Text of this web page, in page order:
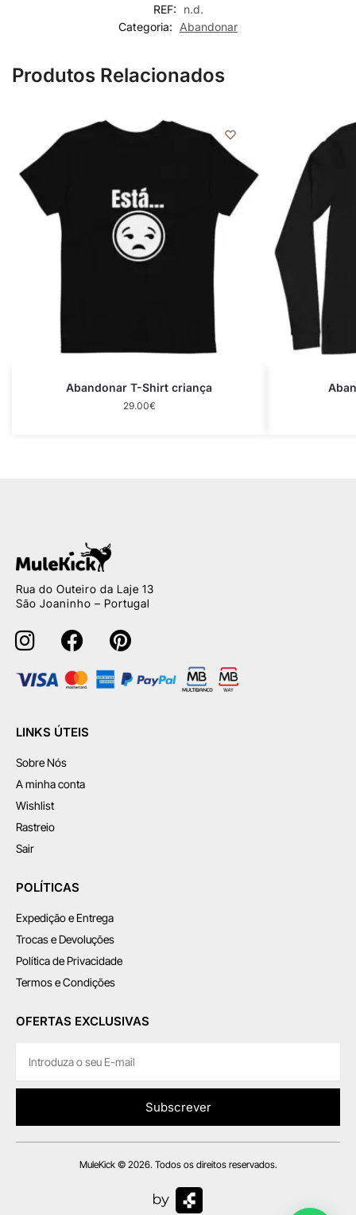
REF:
n.d.
Categoria:
Abandonar
Produtos Relacionados
Abandonar T-Shirt criança
29.00€
Rua do Outeiro da Laje 13
São Joaninho – Portugal
LINKS ÚTEIS
Sobre Nós
A minha conta
Wishlist
Rastreio
Sair
POLÍTICAS
Expedição e Entrega
Trocas e Devoluções
Política de Privacidade
Termos e Condições
OFERTAS EXCLUSIVAS
Subscrever
MuleKick © 2026. Todos os direitos reservados.